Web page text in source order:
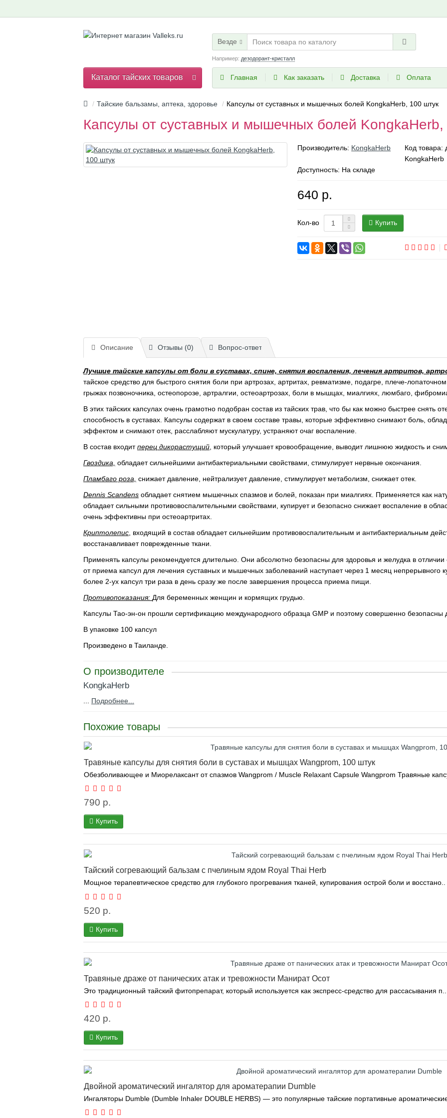
Везде
Например: дезодорант-кристалл
Главная Как заказать Доставка Оплата
Каталог тайских товаров
Тайские бальзамы, аптека, здоровье Капсулы от суставных и мышечных болей KongkaHerb, 100 штук
Капсулы от суставных и мышечных болей KongkaHerb,
Производитель: KongkaHerb Код товара:
KongkaHerb
Доступность: На складе
640 р.
Кол-во Купить
Описание Отзывы (0) Вопрос-ответ
Лучшие тайские капсулы от боли в суставах, спине, снятия воспаления, лечения артритов,
тайское средство для быстрого снятия боли при артрозах, артритах, ревматизме, подагре, плече-
грыжах позвоночника, остеопорозе, артралгии, остеоартрозах, боли в мышцах, миалгиях, люмбаго,
В этих тайских капсулах очень грамотно подобран состав из тайских трав, что бы как можно быстрее снять
способность в суставах. Капсулы содержат в своем составе травы, которые эффективно снимают боль,
эффектом и снимают отек, расслабляют мускулатуру, устраняют очаг воспаление.
В состав входитперец дикорастущий , который улучшает кровообращение, выводит лишнюю жидкость и
Гвоздика, обладает сильнейшими антибактериальными свойствами, стимулирует нервные окончания.
Пламбаго роза, снижает давление, нейтрализует давление, стимулирует метаболизм, снижает отек.
Dennis Scandens обладает снятием мышечных спазмов и болей, показан при миалгиях. Применяется как
обладает сильными противовоспалительными свойствами, купирует и безопасно снижает воспаление в
очень эффективны при остеоартритах.
Криптолепис , входящий в состав обладает сильнейшим противовоспалительным и антибактериальным
восстанавливает поврежденные ткани.
Применять капсулы рекомендуется длительно. Они абсолютно безопасны для здоровья и желудка в
от приема капсул для лечения суставных и мышечных заболеваний наступает через 1 месяц
более 2-ух капсул три раза в день сразу же после завершения процесса приема пищи.
Противопоказания: Для беременных женщин и кормящих грудью.
Капсулы Тао-эн-он прошли сертификацию международного образца GMP и поэтому совершенно безопасны
В упаковке 100 капсул
Произведено в Таиланде.
О производителе
KongkaHerb
Подробнее...
Похожие товары
Травяные капсулы для снятия боли в суставах и мышцах Wangprom, 100 штук
Обезболивающее и Миорелаксант от спазмов Wangprom / Muscle Relaxant Capsule Wangprom Травяные
790 р.
Купить
Тайский согревающий бальзам с пчелиным ядом Royal Thai Herb
Мощное терапевтическое средство для глубокого прогревания тканей, купирования острой боли и восстано..
520 р.
Купить
Травяные драже от панических атак и тревожности Манират Осот
Это традиционный тайский фитопрепарат, который используется как экспресс-средство для рассасывания п..
420 р.
Купить
Двойной ароматический ингалятор для ароматерапии Dumble
Ингаляторы Dumble (Dumble Inhaler DOUBLE HERBS) — это популярные тайские портативные